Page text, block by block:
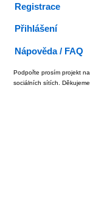
Registrace
Přihlášení
Nápověda / FAQ
Podpořte prosím projekt na
sociálních sítích. Děkujeme